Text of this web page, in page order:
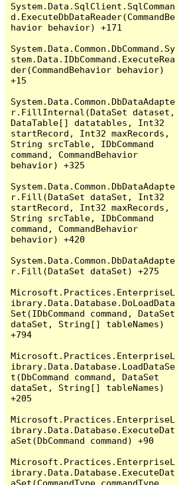
System.Data.SqlClient.SqlComman
d.ExecuteDbDataReader(CommandBe
havior behavior) +171
System.Data.Common.DbCommand.Sy
stem.Data.IDbCommand.ExecuteRea
der(CommandBehavior behavior)
+15
System.Data.Common.DbDataAdapte
r.FillInternal(DataSet dataset,
DataTable[] datatables, Int32
startRecord, Int32 maxRecords,
String srcTable, IDbCommand
command, CommandBehavior
behavior) +325
System.Data.Common.DbDataAdapte
r.Fill(DataSet dataSet, Int32
startRecord, Int32 maxRecords,
String srcTable, IDbCommand
command, CommandBehavior
behavior) +420
System.Data.Common.DbDataAdapte
r.Fill(DataSet dataSet) +275
Microsoft.Practices.EnterpriseL
ibrary.Data.Database.DoLoadData
Set(IDbCommand command, DataSet
dataSet, String[] tableNames)
+794
Microsoft.Practices.EnterpriseL
ibrary.Data.Database.LoadDataSe
t(DbCommand command, DataSet
dataSet, String[] tableNames)
+205
Microsoft.Practices.EnterpriseL
ibrary.Data.Database.ExecuteDat
aSet(DbCommand command) +90
Microsoft.Practices.EnterpriseL
ibrary.Data.Database.ExecuteDat
aSet(CommandType commandType,